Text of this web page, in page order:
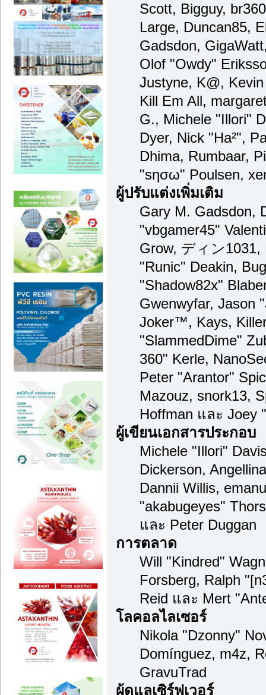
Scott, Bigguy,
Large, Duncan85,
Gadsdon,
Olof "Owdy"
Justyne, K@,
Kill Em All,
G., Michele "Illori"
Dyer, Nick "Ha²",
Dhima, Rumbaar,
"sησω" Poulsen,
ผู้ปรับแต่งเพิ่มเติม
Gary M. Gadsdon,
"vbgamer45"
Grow, ディン1031,
"Runic" Deakin,
"Shadow82x"
Gwenwyfar, Jason
Joker™, Kays,
"SlammedDime"
360" Kerle,
Peter "Arantor"
Mazouz, snork13,
Hoffman และ Joey
ผู้เขียนเอกสารประกอบ
Michele "Illori"
Dickerson,
Dannii Willis,
"akabugeyes"
และ Peter Duggan
การตลาด
Will "Kindred"
Forsberg, Ralph
Reid และ Mert
โลคอลไลเซอร์
Nikola "Dzonny"
Domínguez, m4z,
GravuTrad
ผู้ดูแลเซิร์ฟเวอร์